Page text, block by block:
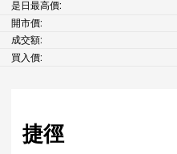
是日最高價:
開市價:
成交額:
買入價:
捷徑